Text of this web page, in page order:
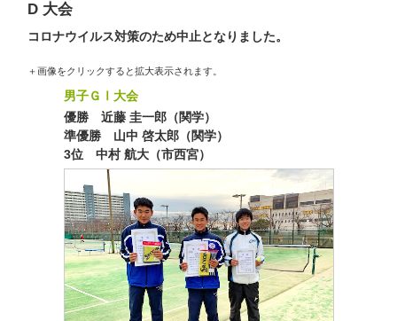
D 大会
コロナウイルス対策のため中止となりました。
＋画像をクリックすると拡大表示されます。
男子ＧⅠ大会
優勝 近藤 圭一郎（関学）
準優勝 山中 啓太郎（関学）
3位 中村 航大（市西宮）